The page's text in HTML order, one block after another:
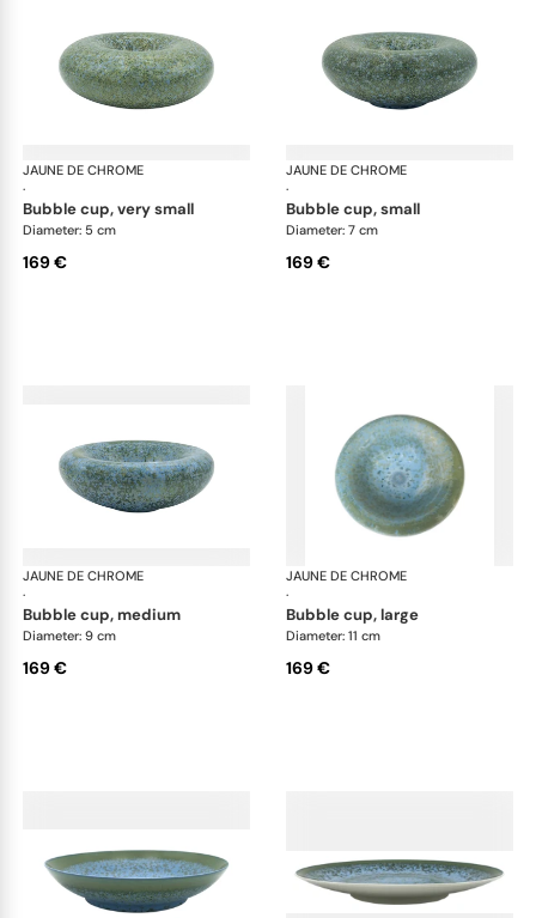
JAUNE DE CHROME
·
Nymphéa
bubble cup, very small
Diameter: 5 cm
169 €
JAUNE DE CHROME
·
bubble cup, small
Diameter: 7 cm
169 €
JAUNE DE CHROME
·
Nymphéa
bubble cup, medium
Diameter: 9 cm
169 €
JAUNE DE CHROME
·
bubble cup, large
Diameter: 11 cm
169 €